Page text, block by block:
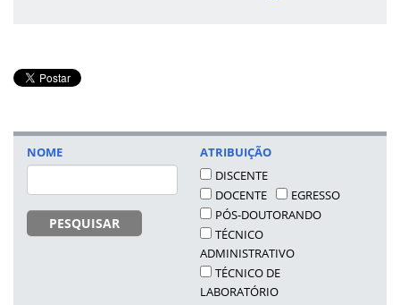
NOME
PESQUISAR
ATRIBUIÇÃO
DISCENTE
DOCENTE
EGRESSO
PÓS-DOUTORANDO
TÉCNICO
ADMINISTRATIVO
TÉCNICO DE
LABORATÓRIO